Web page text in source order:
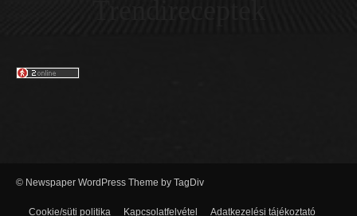
© Newspaper WordPress Theme by TagDiv
Cookie/süti politika Kapcsolatfelvétel Adatkezelési tájékoztató